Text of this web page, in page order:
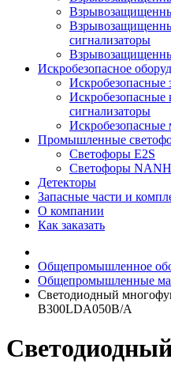
сигнализаторы
Искробезопасное
Искробезопасные
сигнализаторы
Искробезопасные
Промышленные
Светофоры E2S
Светофоры
Детекторы
Запасные части и
О компании
Как заказать
Общепромышленное
Общепромышленные
Светодиодный
B300LDA050B/A